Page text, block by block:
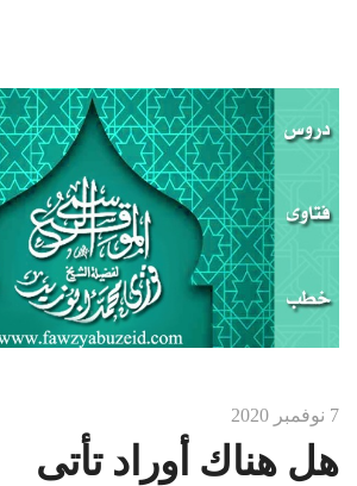
7 نوفمبر 2020
هل هناك أوراد تأتى